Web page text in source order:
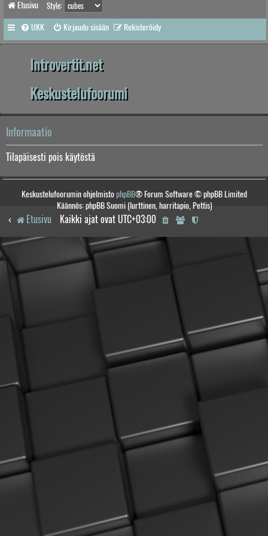
Etusivu Style:
UKK Kirjaudu sisään Rekisteröidy
Introvertit.net
Keskustelufoorumi
Informaatio
Tilapäisesti pois käytöstä
Keskustelufoorumin ohjelmistophpBB® Forum Software © phpBB Limited
Käännös: phpBB Suomi (lurttinen, harritapio, Pettis)
Etusivu Kaikki ajat ovat UTC+03:00